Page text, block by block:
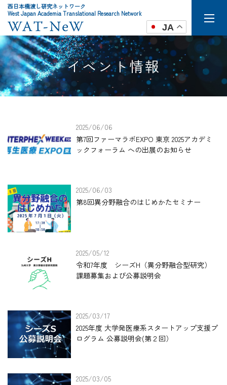
西日本橋渡し研究ネットワーク
West Japan Academia Translational Research Network
JA
イベント情報
2025/06/06
第7回ファーマラボEXPO 東京 2025アカデミ
ックフォーラム への出展のお知らせ
2025/06/03
第8回異分野融合のはじめかたセミナー
2025/05/12
令和7年度 シーズH（異分野融合型研究）
課題募集および公募説明会
2025/03/17
2025年度 大学発医療系スタートアップ支援プ
ログラム 公募説明会(第２回）
2025/03/05